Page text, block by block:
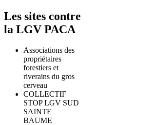
Les sites contre
la LGV PACA
Associations des
propriétaires
forestiers et
riverains du gros
cerveau
COLLECTIF
STOP LGV SUD
SAINTE
BAUME